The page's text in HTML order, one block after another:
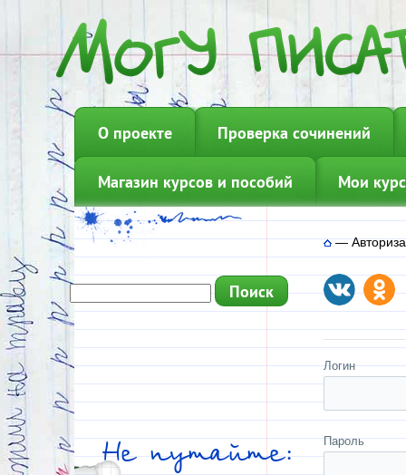
О проекте Проверка сочинений
Магазин курсов и пособий Мои
Не путайте:
—
Логин
Пароль